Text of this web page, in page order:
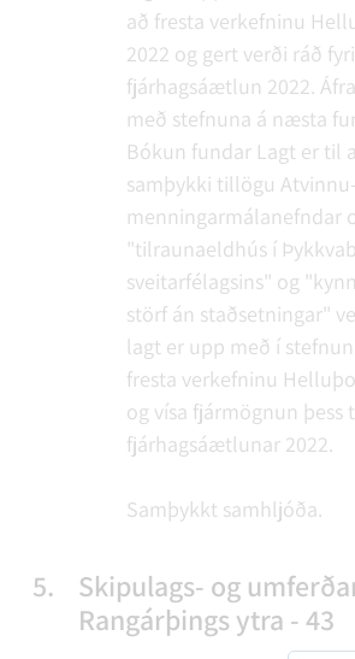
að fresta verkefninu
2022 og gert verði ráð
fjárhagsáætlun 2022.
með stefnuna á næsta
Bókun fundar Lagt er til
samþykki tillögu
menningarmálanefndar
"tilraunaeldhús í
sveitarfélagsins" og
störf án staðsetningar"
lagt er upp með í
fresta verkefninu
og vísa fjármögnun þess
fjárhagsáætlunar 2022.
Samþykkt samhljóða.
5.
Skipulags- og
Rangárþings ytra - 43